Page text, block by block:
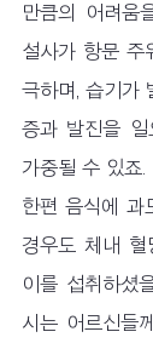
만큼의 어려움
설사가 항문 주
극하며, 습기가
증과 발진을 일
가중될 수 있죠.
한편 음식에 과
경우도 체내 혈
이를 섭취하셨
시는 어르신들